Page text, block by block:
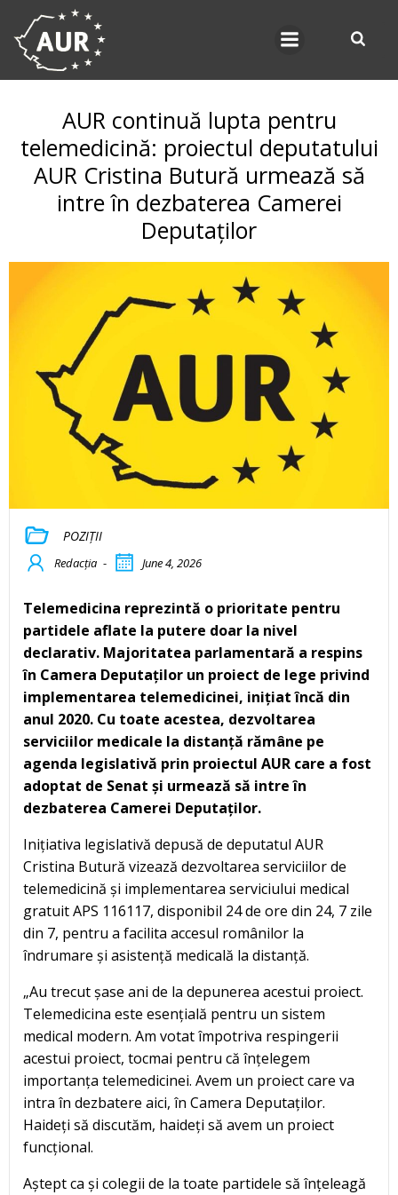
AUR continuă lupta pentru
telemedicină: proiectul deputatului
AUR Cristina Butură urmează să
intre în dezbaterea Camerei
Deputaților
POZIȚII
Redacția - June 4, 2026
Telemedicina reprezintă o prioritate pentru
partidele aflate la putere doar la nivel
declarativ. Majoritatea parlamentară a respins
în Camera Deputaților un proiect de lege privind
implementarea telemedicinei, inițiat încă din
anul 2020. Cu toate acestea, dezvoltarea
serviciilor medicale la distanță rămâne pe
agenda legislativă prin proiectul AUR care a fost
adoptat de Senat și urmează să intre în
dezbaterea Camerei Deputaților.
Inițiativa legislativă depusă de deputatul AUR
Cristina Butură vizează dezvoltarea serviciilor de
telemedicină și implementarea serviciului medical
gratuit APS 116117, disponibil 24 de ore din 24, 7 zile
din 7, pentru a facilita accesul românilor la
îndrumare și asistență medicală la distanță.
„Au trecut șase ani de la depunerea acestui proiect.
Telemedicina este esențială pentru un sistem
medical modern. Am votat împotriva respingerii
acestui proiect, tocmai pentru că înțelegem
importanța telemedicinei. Avem un proiect care va
intra în dezbatere aici, în Camera Deputaților.
Haideți să discutăm, haideți să avem un proiect
funcțional.
Aștept ca și colegii de la toate partidele să înțeleagă